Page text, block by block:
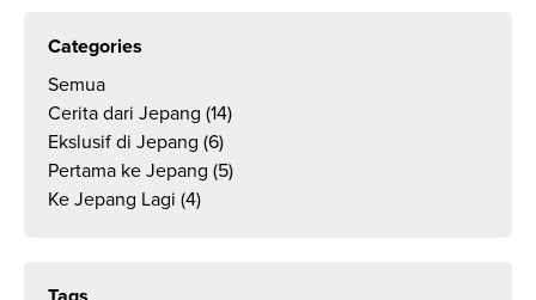
Categories
Semua
Cerita dari Jepang (14)
Ekslusif di Jepang (6)
Pertama ke Jepang (5)
Ke Jepang Lagi (4)